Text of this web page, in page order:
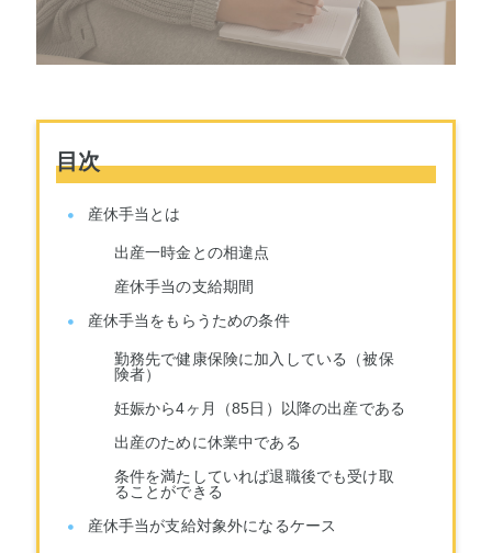
目次
産休手当とは
出産一時金との相違点
産休手当の支給期間
産休手当をもらうための条件
勤務先で健康保険に加入している（被保
険者）
妊娠から4ヶ月（85日）以降の出産である
出産のために休業中である
条件を満たしていれば退職後でも受け取
ることができる
産休手当が支給対象外になるケース